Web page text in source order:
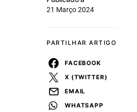
21 Março 2024
PARTILHAR ARTIGO
FACEBOOK
X (TWITTER)
EMAIL
WHATSAPP